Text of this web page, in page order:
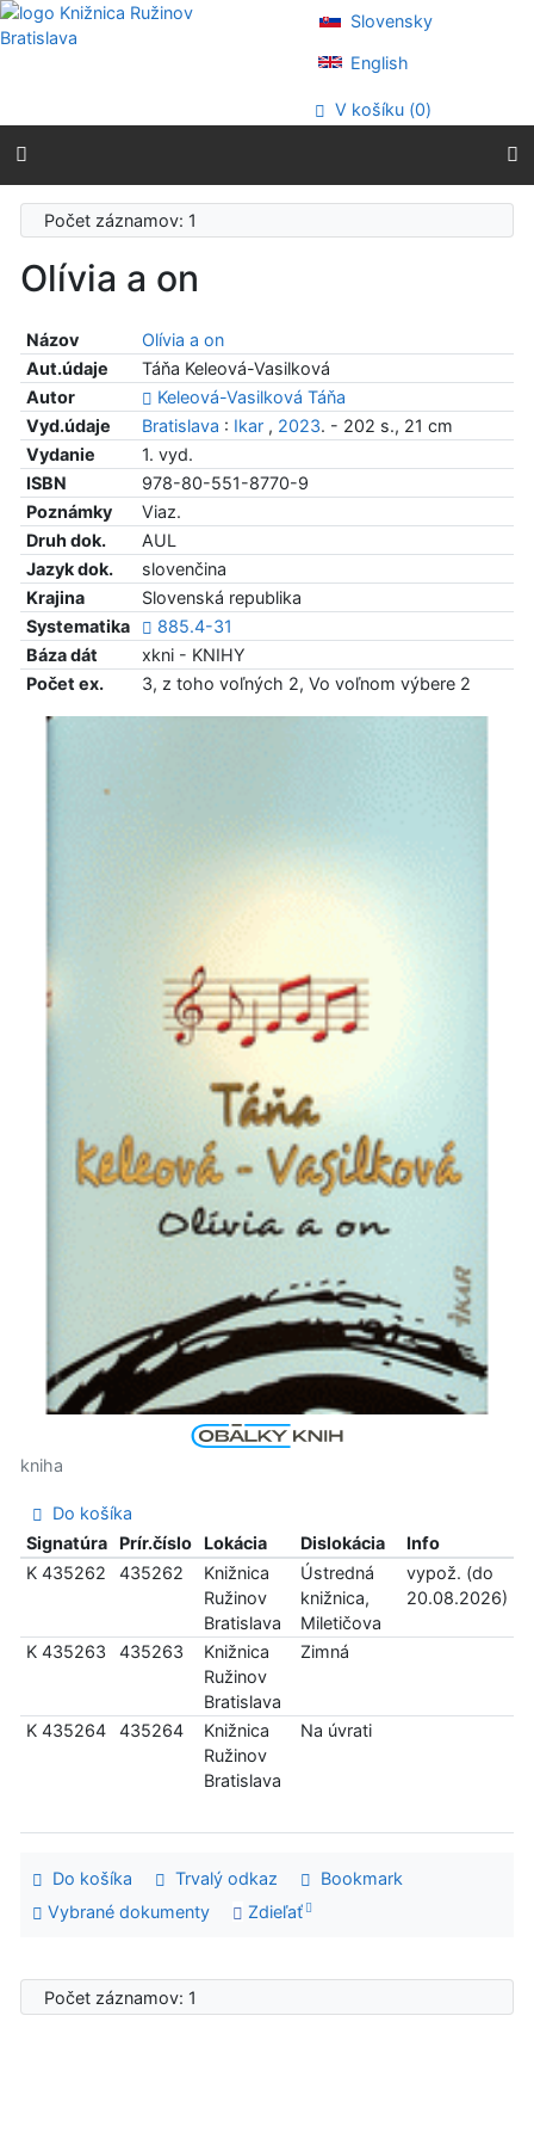
Prejsť na obsah
Prejsť na menu
Prehlásenie o webovej prístupnosti
Slovensky
English
V košíku (0)
Počet záznamov: 1
Olívia a on
Názov
Olívia a on
Aut.údaje
Táňa Keleová-Vasilková
Autor
Keleová-Vasilková Táňa
Vyd.údaje
Bratislava : Ikar, 2023. - 202 s., 21 cm
Vydanie
1. vyd.
ISBN
978-80-551-8770-9
Poznámky
Viaz.
Druh dok.
AUL
Jazyk dok.
slovenčina
Krajina
Slovenská republika
Systematika
885.4-31
Báza dát
xkni - KNIHY
Počet ex.
3, z toho voľných 2, Vo voľnom výbere 2
kniha
Do košíka
Signatúra
Prír.číslo Lokácia Dislokácia
Info
K 435262
435262
Knižnica
Ružinov
Bratislava
Ústredná
knižnica,
Miletičova
vypož. (do
20.08.2026)
K 435263 435263
Knižnica
Ružinov
Bratislava
Zimná
K 435264 435264
Knižnica
Ružinov
Bratislava
Na úvrati
Do košíka Trvalý odkaz
Bookmark
Vybrané dokumenty
Zdieľať
Počet záznamov: 1